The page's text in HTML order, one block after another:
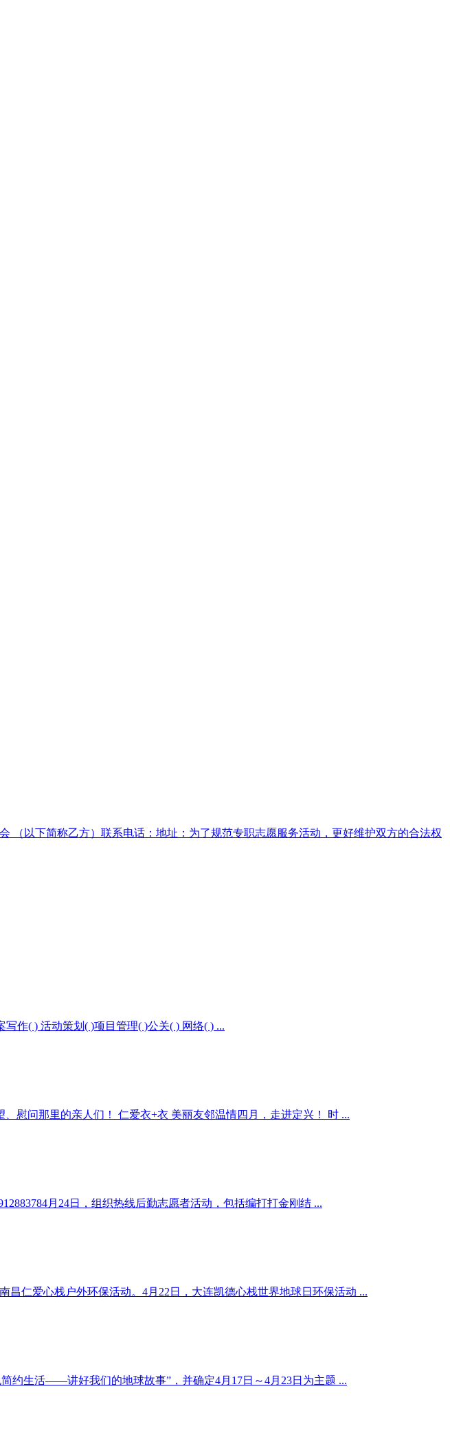
（以下简称乙方）联系电话：地址：为了规范专职志愿服务活动，更好维护双方的合法权
作( ) 活动策划( )项目管理( )公关( ) 网络( ) ...
慰问那里的亲人们！ 仁爱衣+衣 美丽友邻温情四月，走进定兴！ 时 ...
月24日，组织热线后勤志愿者活动，包括编打打金刚结 ...
仁爱心栈户外环保活动。4月22日，大连凯德心栈世界地球日环保活动 ...
约生活——讲好我们的地球故事”，并确定4月17日～4月23日为主题 ...